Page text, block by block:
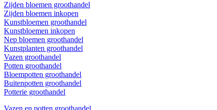
Zijden bloemen groothandel
Zijden bloemen inkopen
Kunstbloemen groothandel
Kunstbloemen inkopen
Nep bloemen groothandel
Kunstplanten groothandel
Vazen groothandel
Potten groothandel
Bloempotten groothandel
Buitenpotten groothandel
Potterie groothandel